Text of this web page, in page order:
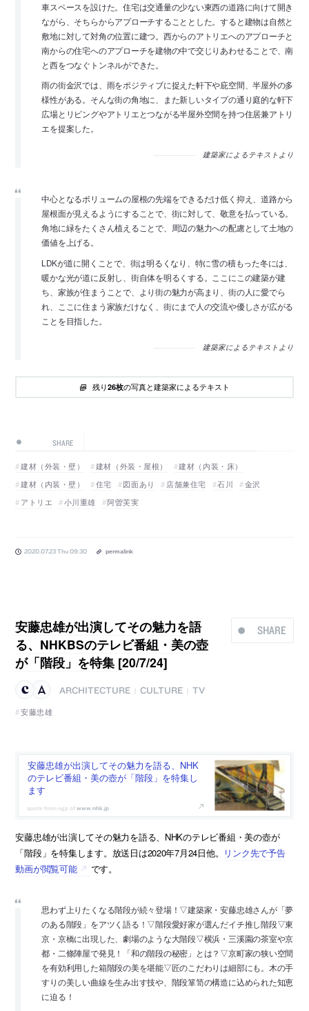
車スペースを設けた。住宅は交通量の少ない東西の道路に向けて開き
ながら、そちらからアプローチすることとした。すると建物は自然と
敷地に対して対角の位置に建つ。西からのアトリエへのアプローチと
南からの住宅へのアプローチを建物の中で交じりあわせることで、南
と西をつなぐトンネルができた。
雨の街金沢では、雨をポジティブに捉えた軒下や庇空間、半屋外の多
様性がある。そんな街の角地に、また新しいタイプの通り庭的な軒下
広場とリビングやアトリエとつながる半屋外空間を持つ住居兼アトリ
エを提案した。
建築家によるテキストより
中心となるボリュームの屋根の先端をできるだけ低く抑え、道路から
屋根面が見えるようにすることで、街に対して、敬意を払っている。
角地に緑をたくさん植えることで、周辺の魅力への配慮として土地の
価値を上げる。
LDKが道に開くことで、街は明るくなり、特に雪の積もった冬には、
暖かな光が道に反射し、街自体を明るくする。ここにこの建築が建
ち、家族が住まうことで、より街の魅力が高まり、街の人に愛でら
れ、ここに住まう家族だけなく、街にまで人の交流や優しさが広がる
ことを目指した。
建築家によるテキストより
残り26枚の写真と建築家によるテキスト
SHARE
建材（外装・壁） 建材（外装・屋根）
建材（内装・床）
建材（内装・壁）
住宅 図面あり 店舗兼住宅 石川
金沢
アトリエ
小川重雄 阿曽芙実
2020.07.23 Thu 09:30 permalink
SHARE
安藤忠雄が出演してその魅力を語
る、NHKBSのテレビ番組・美の壺
が「階段」を特集 [20/7/24]
ARCHITECTURE CULTURE
TV
安藤忠雄
安藤忠雄が出演してその魅力を語る、NHK
のテレビ番組・美の壺が「階段」を特集し
ます
www.nhk.jp
安藤忠雄が出演してその魅力を語る、NHKのテレビ番組・美の壺が
「階段」を特集します。放送日は2020年7月24日他。 リンク先で予告
動画が閲覧可能
です。
思わず上りたくなる階段が続々登場！▽建築家・安藤忠雄さんが「夢
のある階段」をアツく語る！▽階段愛好家が選んだイチ推し階段▽東
京・京橋に出現した、劇場のような大階段▽横浜・三溪園の茶室や京
都・二條陣屋で発見！「和の階段の秘密」とは？▽京町家の狭い空間
を有効利用した箱階段の美を堪能▽匠のこだわりは細部にも。木の手
すりの美しい曲線を生み出す技や、階段箪笥の構造に込められた知恵
に迫る！